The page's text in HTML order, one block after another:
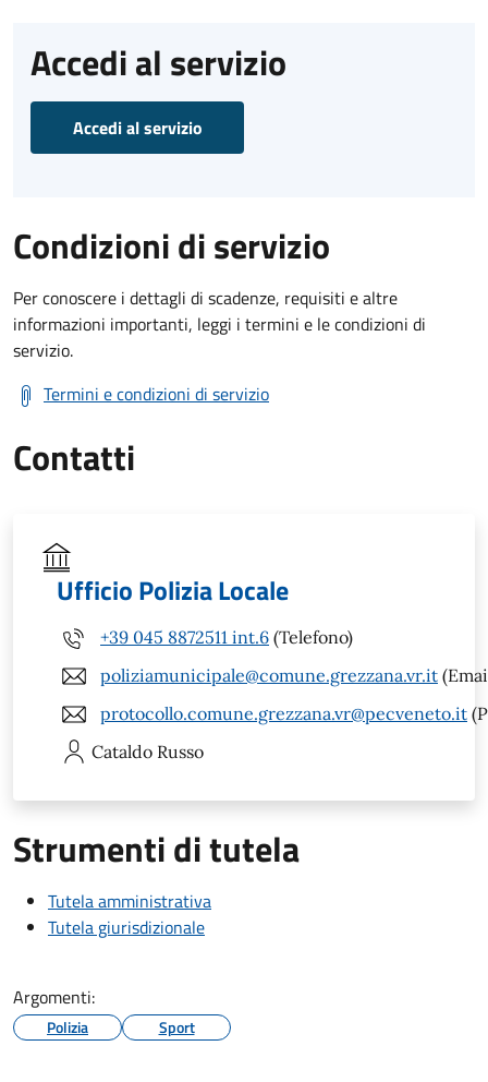
Accedi al servizio
Accedi al servizio
Condizioni di servizio
Per conoscere i dettagli di scadenze, requisiti e altre
informazioni importanti, leggi i termini e le condizioni di
servizio.
Termini e condizioni di servizio
Contatti
Ufficio Polizia Locale
+39 045 8872511 int.6 (Telefono)
poliziamunicipale@comune.grezzana.vr.it
protocollo.comune.grezzana.vr@pecveneto.it
Cataldo Russo
Strumenti di tutela
Tutela amministrativa
Tutela giurisdizionale
Argomenti:
Polizia Sport